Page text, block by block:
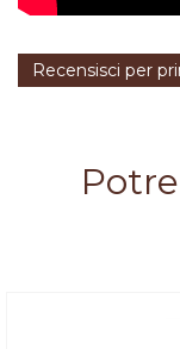
Recensisci per